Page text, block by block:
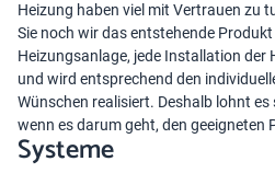
Heizung haben viel mit Vertrauen zu
Sie noch wir das entstehende
Heizungsanlage, jede Installation der
und wird entsprechend den
Wünschen realisiert. Deshalb lohnt
wenn es darum geht, den geeigneten
Systeme